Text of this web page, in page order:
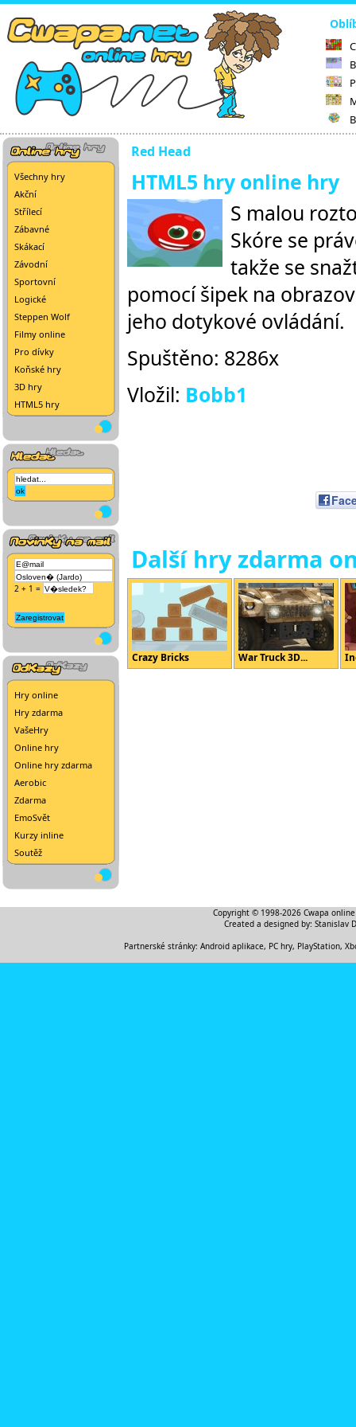
Všechny hry
Akční
Střílecí
Zábavné
Skákací
Závodní
Sportovní
Logické
Steppen Wolf
Filmy online
Pro dívky
Koňské hry
3D hry
HTML5 hry
2 + 1 =
Hry online
Hry zdarma
VašeHry
Online hry
Online hry zdarma
Aerobic
Zdarma
EmoSvět
Kurzy inline
Soutěž
Red Head
HTML5 hry online hry
S malou
Skóre se
takže se
pomocí šipek na
jeho dotykové ovládání.
Spuštěno: 8286x
Vložil: Bobb1
Další hry zdarma
Crazy Bricks War Truck 3D...
Copyright © 1998-2026 Cwapa
Created a designed by: Stanislav
Partnerské stránky: Android aplikace, PC hry, PlayStation,